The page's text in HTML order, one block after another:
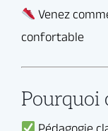
Pourquoi